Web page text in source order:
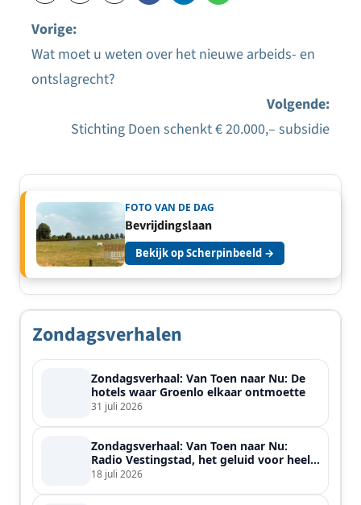
Bericht
Vorige:
Wat moet u weten over het nieuwe arbeids- en
ontslagrecht?
Volgende:
Stichting Doen schenkt € 20.000,– subsidie
FOTO VAN DE DAG
Bevrijdingslaan
Bekijk op Scherpinbeeld →
Zondagsverhalen
Zondagsverhaal: Van Toen naar Nu: De
hotels waar Groenlo elkaar ontmoette
31 juli 2026
Zondagsverhaal: Van Toen naar Nu:
Radio Vestingstad, het geluid voor heel
de streek
18 juli 2026